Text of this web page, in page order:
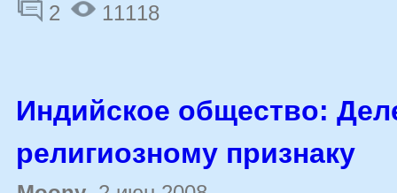
2
11118
Индийское общество:
религиозному признаку